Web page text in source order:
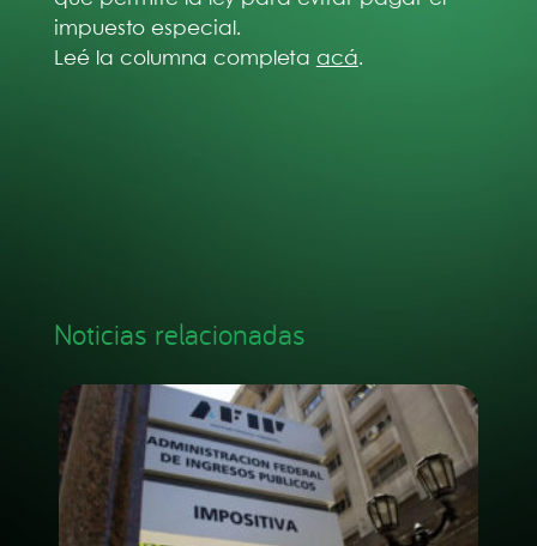
impuesto especial.
Leé la columna completa acá.
Noticias relacionadas